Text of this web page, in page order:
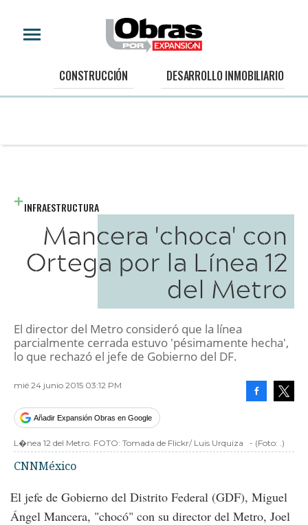
CONSTRUCCIÓN DESARROLLO INMOBILIARIO
INFRAESTRUCTURA
Mancera 'choca' con
Ortega por la Línea 12
del Metro
El director del Metro consideró que la línea
parcialmente cerrada estuvo 'pésimamente hecha',
lo que rechazó el jefe de Gobierno del DF.
mié 24 junio 2015 03:12 PM
Añadir Expansión Obras en Google
L�nea 12 del Metro. FOTO: Tomada de Flickr/ Luis Urquiza - (Foto: .)
CNNMéxico
El jefe de Gobierno del Distrito Federal (GDF), Miguel
Ángel Mancera, "chocó" con su director del Metro, Joel